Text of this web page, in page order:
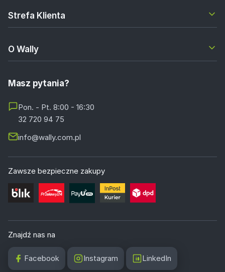
Strefa Klienta
O Wally
Masz pytania?
Pon. - Pt. 8:00 - 16:30
32 720 94 75
info@wally.com.pl
Zawsze bezpieczne zakupy
Znajdź nas na
Facebook Instagram LinkedIn